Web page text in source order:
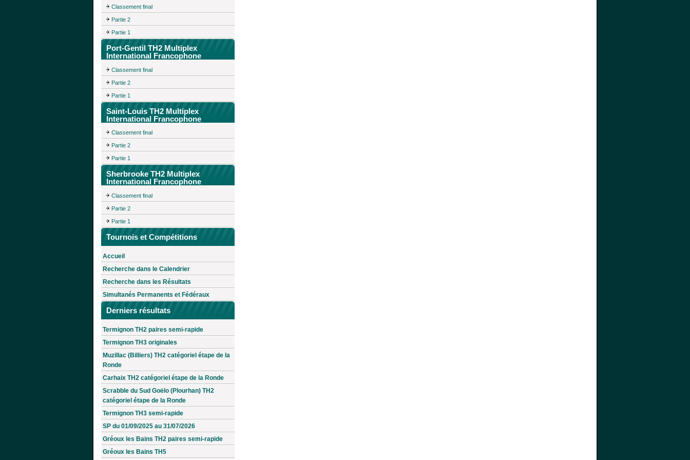
Classement final
Partie 2
Partie 1
Port-Gentil TH2 Multiplex
International Francophone
Classement final
Partie 2
Partie 1
Saint-Louis TH2 Multiplex
International Francophone
Classement final
Partie 2
Partie 1
Sherbrooke TH2 Multiplex
International Francophone
Classement final
Partie 2
Partie 1
Tournois et Compétitions
Accueil
Recherche dans le Calendrier
Recherche dans les Résultats
Simultanés Permanents et Fédéraux
Derniers résultats
Termignon TH2 paires semi-rapide
Termignon TH3 originales
Muzillac (Billiers) TH2 catégoriel étape de la
Ronde
Carhaix TH2 catégoriel étape de la Ronde
Scrabble du Sud Goëlo (Plourhan) TH2
catégoriel étape de la Ronde
Termignon TH3 semi-rapide
SP du 01/09/2025 au 31/07/2026
Gréoux les Bains TH2 paires semi-rapide
Gréoux les Bains TH5